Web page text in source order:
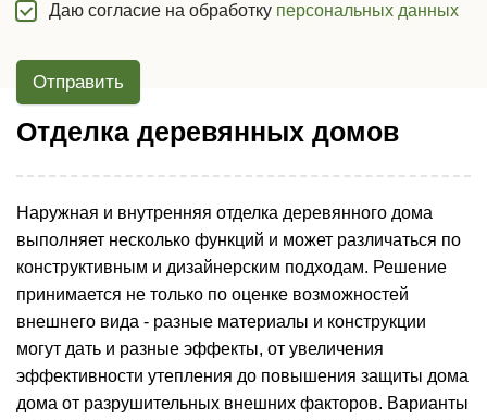
Даю согласие на обработку персональных данных
Отправить
Отделка деревянных домов
Наружная и внутренняя отделка деревянного дома
выполняет несколько функций и может различаться по
конструктивным и дизайнерским подходам. Решение
принимается не только по оценке возможностей
внешнего вида - разные материалы и конструкции
могут дать и разные эффекты, от увеличения
эффективности утепления до повышения защиты дома
дома от разрушительных внешних факторов. Варианты